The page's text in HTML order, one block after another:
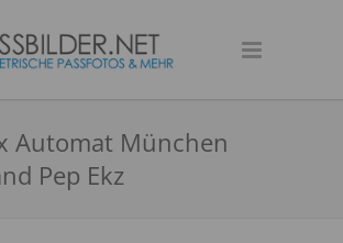
Automat München
Pep Ekz